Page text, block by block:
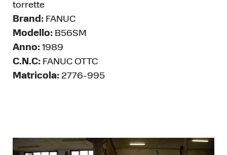
torrette
Brand: FANUC
Modello: B56SM
Anno: 1989
C.N.C: FANUC OTTC
Matricola: 2776-995